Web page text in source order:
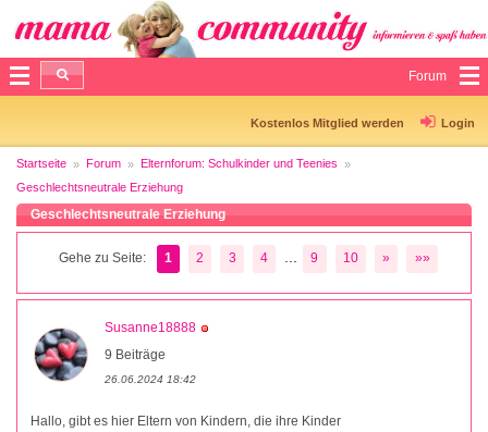
Forum
Kostenlos Mitglied werden Login
Startseite Forum
Elternforum: Schulkinder und Teenies
Geschlechtsneutrale Erziehung
Geschlechtsneutrale Erziehung
Gehe zu Seite: 1 2 3 4 9 10 » »»
Susanne18888
9 Beiträge
26.06.2024 18:42
Hallo, gibt es hier Eltern von Kindern, die ihre Kinder